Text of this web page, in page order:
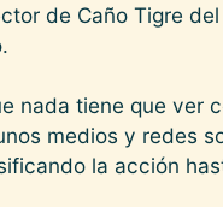
de Caño Tigre
nada tiene que ver
medios y redes
la acción